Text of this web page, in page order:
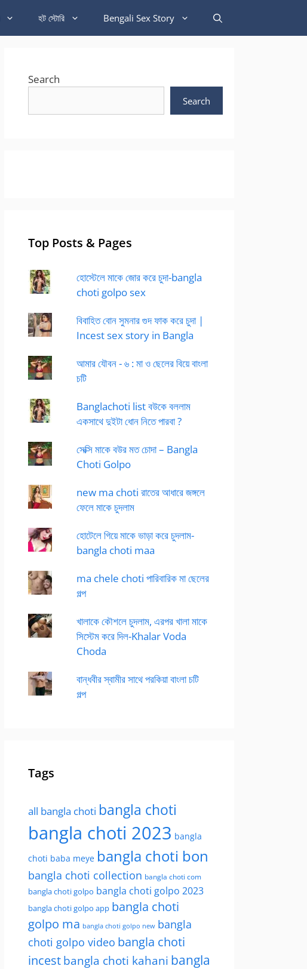
হট স্টোরি Bengali Sex Story
Search
Search
Top Posts & Pages
হোস্টেলে মাকে জোর করে চুদা-bangla
choti golpo sex
বিবাহিত বোন সুমনার গুদ ফাক করে চুদা |
Incest sex story in Bangla
আমার যৌবন - ৬ : মা ও ছেলের বিয়ে বাংলা
চটি
Banglachoti list বউকে বললাম
একসাথে দুইটা ধোন নিতে পারবা ?
সেক্সি মাকে বউর মত চোদা – Bangla
Choti Golpo
new ma choti রাতের আধারে জঙ্গলে
ফেলে মাকে চুদলাম
হোটেলে গিয়ে মাকে ভাড়া করে চুদলাম-
bangla choti maa
ma chele choti পারিবারিক মা ছেলের
গল্প
খালাকে কৌশলে চুদলাম, এরপর খালা মাকে
সিস্টেম করে দিল-Khalar Voda
Choda
বান্ধবীর স্বামীর সাথে পরকিয়া বাংলা চটি
গল্প
Tags
all bangla choti bangla choti
bangla choti 2023 bangla
choti baba meye bangla choti bon
bangla choti collection bangla choti com
bangla choti golpo bangla choti golpo 2023
bangla choti golpo app bangla choti
golpo ma bangla choti golpo new bangla
choti golpo video bangla choti
incestbangla choti kahani bangla